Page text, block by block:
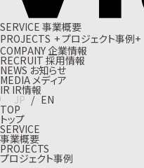
SERVICE 事業概要
PROJECTS +プロジェクト事例+
COMPANY企業情報
RECRUIT 採用情報
NEWS お知らせ
MEDIA メディア
IR IR情報
JP / EN
TOP
トップ
SERVICE
事業概要
PROJECTS
プロジェクト事例